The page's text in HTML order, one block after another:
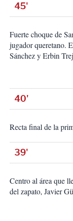
45'
Fuerte choque de
jugador queretano.
Sánchez y Erbin
40'
Recta final de la
39'
Centro al área que
del zapato, Javier